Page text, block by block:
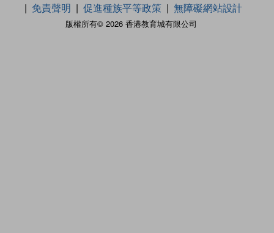
版權所有© 2026 香港教育城有限公司
免責聲明
促進種族平等政策 無障礙網站設計